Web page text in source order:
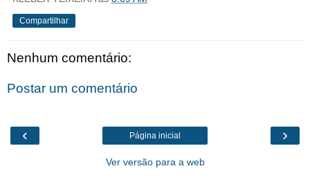
Compartilhar
Nenhum comentário:
Postar um comentário
‹ ›
Página inicial
Ver versão para a web